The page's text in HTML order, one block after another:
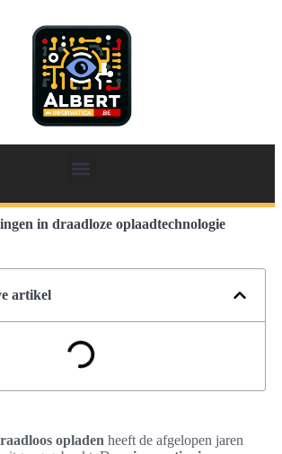
in draadloze oplaadtechnologie
artikel
opladen heeft de afgelopen jaren